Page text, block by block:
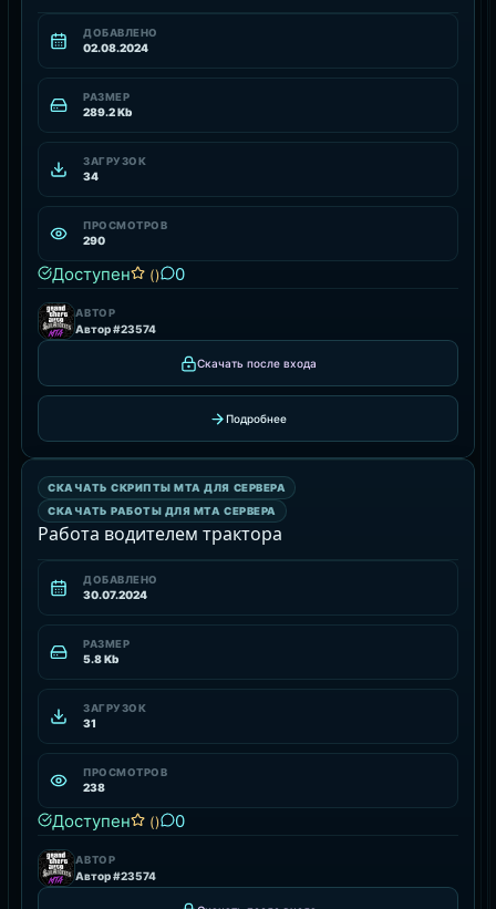
ДОБАВЛЕНО
02.08.2024
РАЗМЕР
289.2 Kb
ЗАГРУЗОК
34
ПРОСМОТРОВ
290
Доступен () 0
АВТОР
Автор #23574
Скачать после входа
Подробнее
РЕСУРС
СКАЧАТЬ РАБОТЫ ДЛЯ MTA СЕРВЕРА
СКАЧАТЬ СКРИПТЫ MTA ДЛЯ СЕРВЕРА
СКАЧАТЬ РАБОТЫ ДЛЯ MTA СЕРВЕРА
Работа водителем трактора
ДОБАВЛЕНО
30.07.2024
РАЗМЕР
5.8 Kb
ЗАГРУЗОК
31
ПРОСМОТРОВ
238
Доступен () 0
АВТОР
Автор #23574